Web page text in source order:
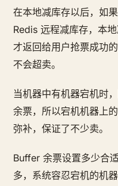
在本地减库存以后，如
Redis 远程减库存，本
才返回给用户抢票成功
不会超卖。
当机器中有机器宕机时
余票，所以宕机机器上
弥补，保证了不少卖。
Buffer 余票设置多少合
多，系统容忍宕机的机